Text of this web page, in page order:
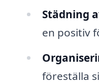
Städning
en positiv
föreställa